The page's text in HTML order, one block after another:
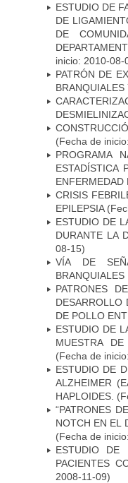
ESTUDIO DE
DE
DE
inicio: 2010-08-
PATRÓN DE
(Fecha de
PROGRAMA
ESTADÍSTICA
ENFERMEDAD
CRISIS
EPILEPSIA
ESTUDIO DE
DURANTE LA
08-15)
VÍA DE
PATRONES
DESARROLLO
DE POLLO
ESTUDIO DE
MUESTRA
(Fecha de
ESTUDIO DE
ALZHEIMER
HAPLOIDES.
“PATRONES
NOTCH EN EL
(Fecha de
ESTUDIO DE
PACIENTES
2008-11-09)